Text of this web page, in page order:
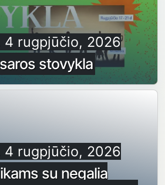
4 rugpjūčio, 2026
stovykla
rugpjūčio, 2026
su negalia